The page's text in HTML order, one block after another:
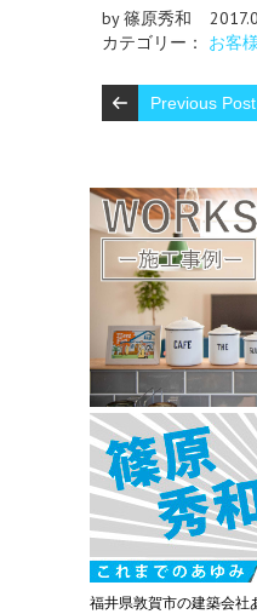
by 篠原秀和
カテゴリー： お客
Previous Post
福井県敦賀市の建築会社